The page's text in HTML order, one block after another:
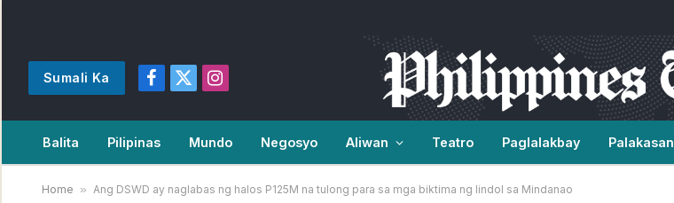
Sumali Ka
Facebook
X
Instagram
Balita Pilipinas Mundo Negosyo Aliwan Teatro Paglalakbay Palakasan
Home » Ang DSWD ay naglabas ng halos P125M na tulong para sa mga biktima ng lindol sa Mindanao